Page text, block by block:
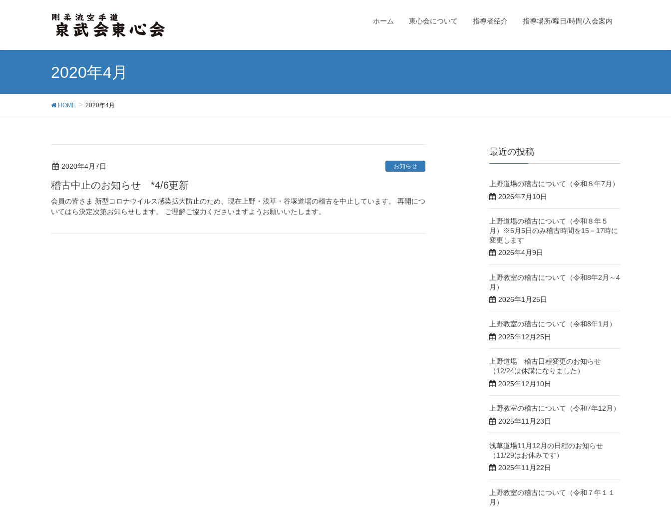
ホーム 東心会について 指導者紹介 指導場所/曜日/時間/入会案内
2020年4月
HOME 2020年4月
2020年4月7日 お知らせ
稽古中止のお知らせ *4/6更新
会員の皆さま 新型コロナウイルス感染拡大防止のため、現在上野・浅草・谷塚道場の稽古を中止しています。 再開につ
いてはら決定次第お知らせします。 ご理解ご協力くださいますようお願いいたします。
最近の投稿
上野道場の稽古について（令和８年7月）
2026年7月10日
上野道場の稽古について（令和８年５
月）※5月5日のみ稽古時間を15－17時に
変更します
2026年4月9日
上野教室の稽古について（令和8年2月～4
月）
2026年1月25日
上野教室の稽古について（令和8年1月）
2025年12月25日
上野道場 稽古日程変更のお知らせ
（12/24は休講になりました）
2025年12月10日
上野教室の稽古について（令和7年12月）
2025年11月23日
浅草道場11月12月の日程のお知らせ
（11/29はお休みです）
2025年11月22日
上野教室の稽古について（令和７年１１
月）